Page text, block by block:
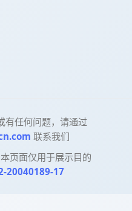
有任何问题，请通过
联系我们
页面仅用于展示目的
20040189-17